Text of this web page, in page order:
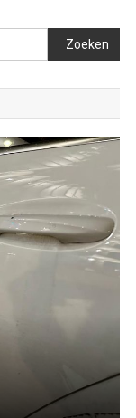
Zoeken